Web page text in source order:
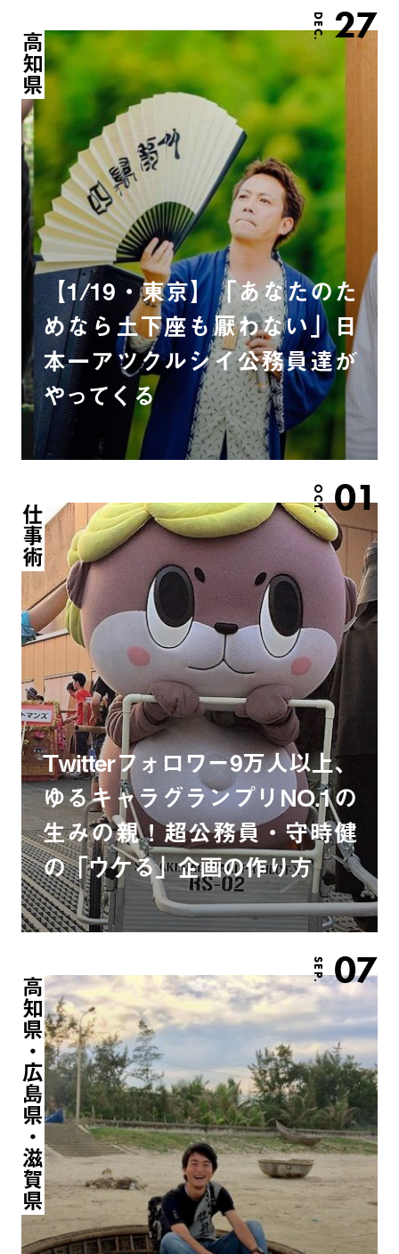
DEC. 27
高知県
【1/19・東京】「あなたのた
めなら土下座も厭わない」日
本一アツクルシイ公務員達が
やってくる
OCT. 01
仕事術
Twitterフォロワー9万人以上、
ゆるキャラグランプリNO.1の
生みの親！超公務員・守時健
の「ウケる」企画の作り方
SEP. 07
高知県・広島県・滋賀県